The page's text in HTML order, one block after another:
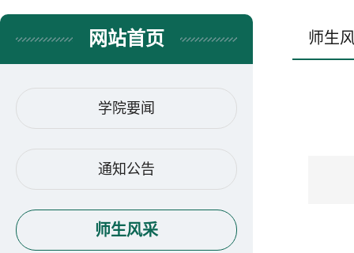
网站首页
学院要闻
通知公告
师生风采
师生